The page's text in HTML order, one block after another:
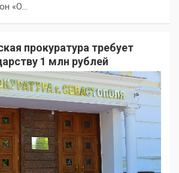
«О…
прокуратура требует
1 млн рублей